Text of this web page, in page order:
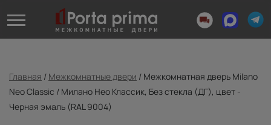
Главная / Межкомнатные двери / Межкомнатная дверь Milano
Neo Classic / Милано Нео Классик, Без стекла (ДГ), цвет -
Черная эмаль (RAL 9004)